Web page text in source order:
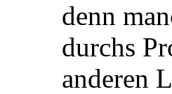
denn
durchs
anderen